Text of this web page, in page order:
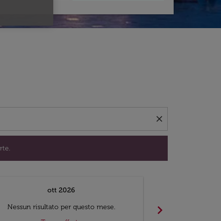
close
ott 2026
Nessun risultato per questo mese.
chevron_right